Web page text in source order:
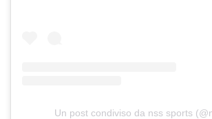
Un post condiviso da nss sports